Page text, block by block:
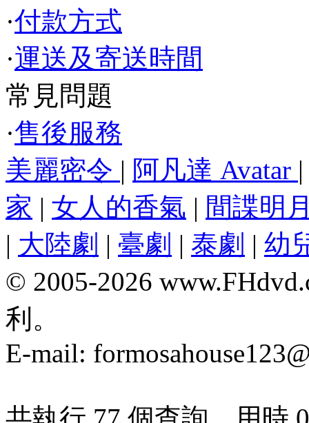
·付款方式
·運送及寄送時間
常見問題
·售後服務
美麗密令 | 阿凡達 Avatar
家 | 女人的香氣 | 間諜明
| 大陸劇 | 臺劇 | 泰劇 | 幼
© 2005-2026
利。
E-mail: